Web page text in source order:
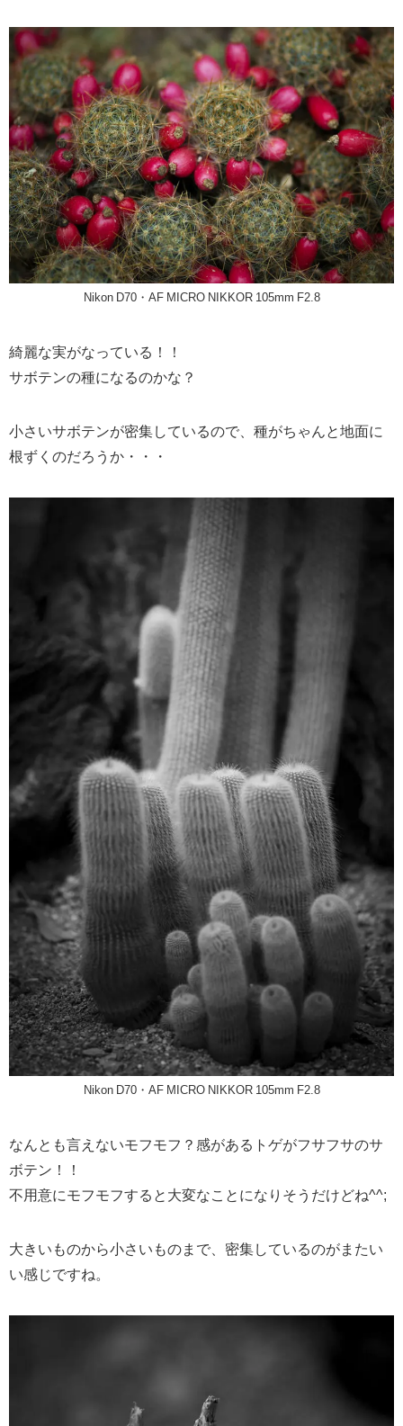
Nikon D70・AF MICRO NIKKOR 105mm F2.8
綺麗な実がなっている！！
サボテンの種になるのかな？
小さいサボテンが密集しているので、種がちゃんと地面に
根ずくのだろうか・・・
Nikon D70・AF MICRO NIKKOR 105mm F2.8
なんとも言えないモフモフ？感があるトゲがフサフサのサ
ボテン！！
不用意にモフモフすると大変なことになりそうだけどね^^;
大きいものから小さいものまで、密集しているのがまたい
い感じですね。